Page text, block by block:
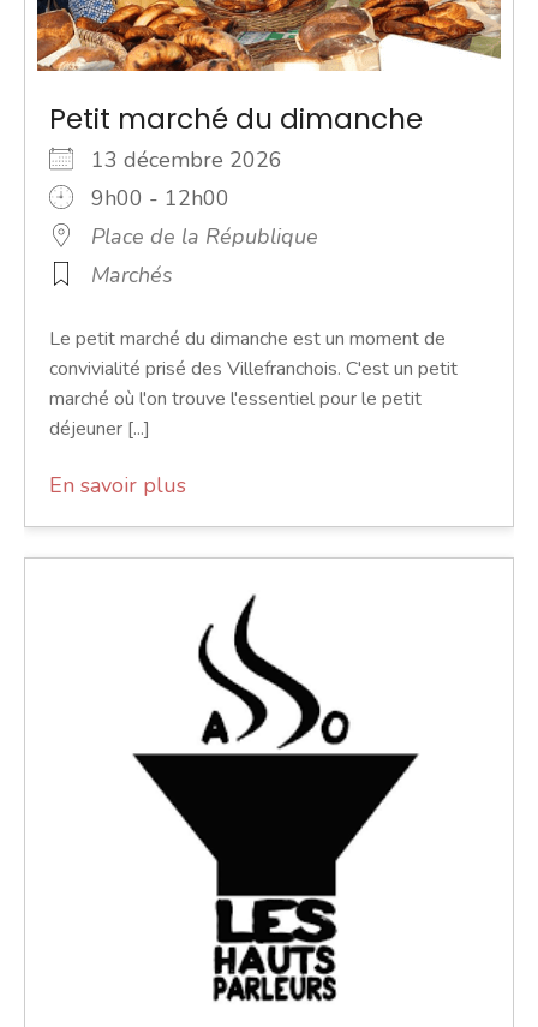
Petit marché du dimanche
13 décembre 2026
9h00 - 12h00
Place de la République
Marchés
Le petit marché du dimanche est un moment de
convivialité prisé des Villefranchois. C'est un petit
marché où l'on trouve l'essentiel pour le petit
déjeuner [...]
En savoir plus